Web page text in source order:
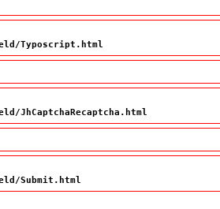
Typoscript.html
JhCaptchaRecaptcha.html
Submit.html